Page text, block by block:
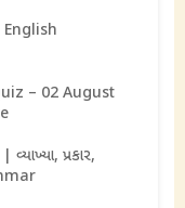
– 02 August
પ્રકાર,